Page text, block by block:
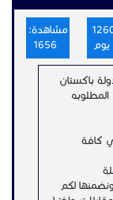
1260
يوم
مشاهدة:
باكستان
كافة
لكم